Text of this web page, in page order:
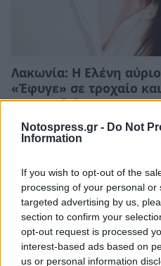
Notospress.gr - Do Not
Information
If you wish to opt-out of the
processing of your personal
targeted advertising by us,
section to confirm your
opt-out request is processed
interest-based ads based on
us or personal information
Λακωνία: Η Ελένη
«Έφυγε» σε τροχαίο
την Απιδιά
05/08/2026 10:25